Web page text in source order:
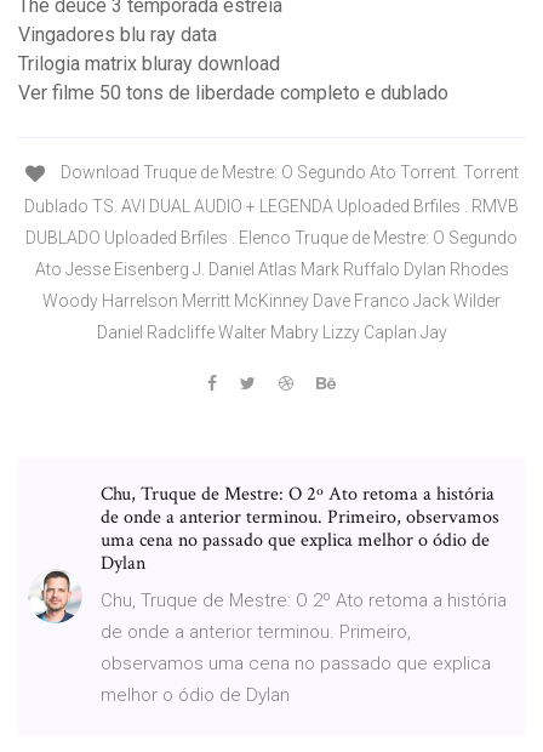
The deuce 3 temporada estreia
Vingadores blu ray data
Trilogia matrix bluray download
Ver filme 50 tons de liberdade completo e dublado
Download Truque de Mestre: O Segundo Ato Torrent. Torrent
Dublado TS. AVI DUAL AUDIO + LEGENDA Uploaded Brfiles . RMVB
DUBLADO Uploaded Brfiles . Elenco Truque de Mestre: O Segundo
Ato Jesse Eisenberg J. Daniel Atlas Mark Ruffalo Dylan Rhodes
Woody Harrelson Merritt McKinney Dave Franco Jack Wilder
Daniel Radcliffe Walter Mabry Lizzy Caplan Jay
Chu, Truque de Mestre: O 2º Ato retoma a história
de onde a anterior terminou. Primeiro, observamos
uma cena no passado que explica melhor o ódio de
Dylan
Chu, Truque de Mestre: O 2º Ato retoma a história
de onde a anterior terminou. Primeiro,
observamos uma cena no passado que explica
melhor o ódio de Dylan